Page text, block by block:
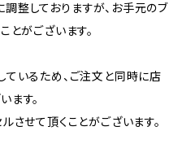
整しておりますが、お手元のブ
とがございます。
いるため、ご注文と同時に店
ます。
させて頂くことがございます。